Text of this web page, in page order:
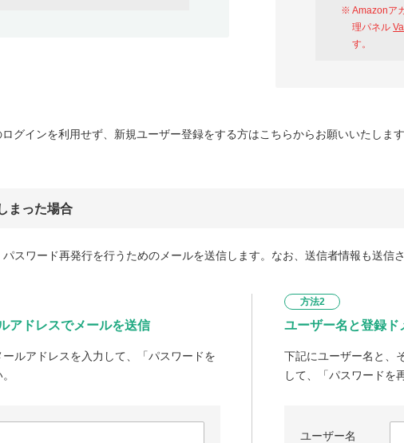
Amazonア
理パネル
す。
グインを利用せず、新規ユーザー登録をする方はこちらからお願いいたします
まった場合
スワード再発行を行うためのメールを送信します。なお、送信者情報も送信さ
アドレスでメールを送信
ルアドレスを入力して、「パスワードを
方法2
ユーザー名と登録ド
下記にユーザー名と、
して、「パスワードを
ユーザー名